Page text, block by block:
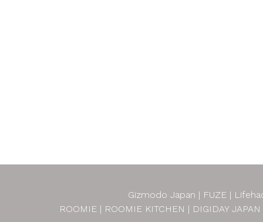
Gizmodo Japan FUZE
ROOMIE
ROOMIE KITCHEN DIGIDAY JAPAN